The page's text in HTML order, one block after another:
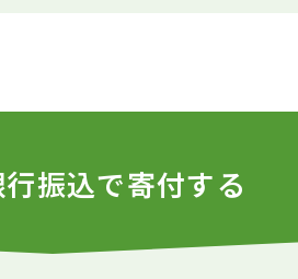
振込で寄付する